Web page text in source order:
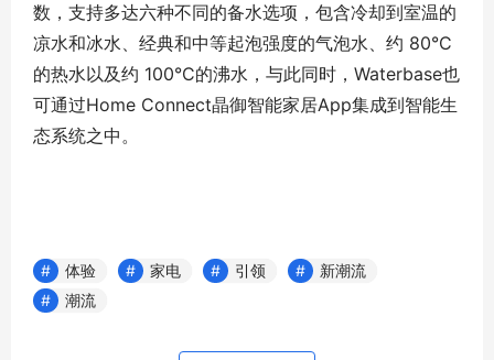
数，支持多达六种不同的备水选项，包含冷却到室温的
凉水和冰水、经典和中等起泡强度的气泡水、约 80°C
的热水以及约 100°C的沸水，与此同时，Waterbase也
可通过Home Connect晶御智能家居App集成到智能生
态系统之中。
体验 家电 引领
新潮流
潮流